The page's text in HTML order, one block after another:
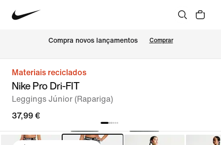
Compra novos lançamentos Comprar
Materiais reciclados
Nike Pro Dri-FIT
Leggings Júnior (Rapariga)
37,99 €